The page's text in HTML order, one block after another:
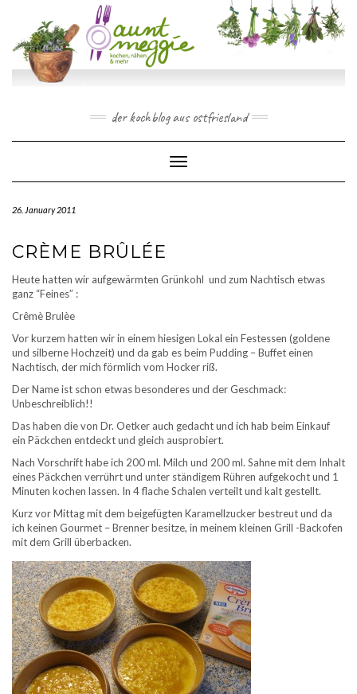
content
der kochblog aus ostfriesland
Toggle Navigation
26. January 2011
CRÈME BRÛLÉE
Heute hatten wir aufgewärmten Grünkohl und zum Nachtisch etwas
ganz “Feines” :
Crêmè Brulèe
Vor kurzem hatten wir in einem hiesigen Lokal ein Festessen (goldene
und silberne Hochzeit) und da gab es beim Pudding – Buffet einen
Nachtisch, der mich förmlich vom Hocker riß.
Der Name ist schon etwas besonderes und der Geschmack:
Unbeschreiblich!!
Das haben die von Dr. Oetker auch gedacht und ich hab beim Einkauf
ein Päckchen entdeckt und gleich ausprobiert.
Nach Vorschrift habe ich 200 ml. Milch und 200 ml. Sahne mit dem Inhalt
eines Päckchen verrührt und unter ständigem Rühren aufgekocht und 1
Minuten kochen lassen. In 4 flache Schalen verteilt und kalt gestellt.
Kurz vor Mittag mit dem beigefügten Karamellzucker bestreut und da
ich keinen Gourmet – Brenner besitze, in meinem kleinen Grill -Backofen
mit dem Grill überbacken.